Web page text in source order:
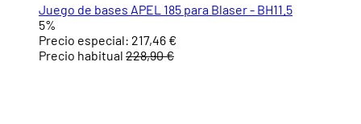
Juego de bases APEL 185 para Blaser - BH11.5
5%
Precio especial: 217,46 €
Precio habitual 228,90 €